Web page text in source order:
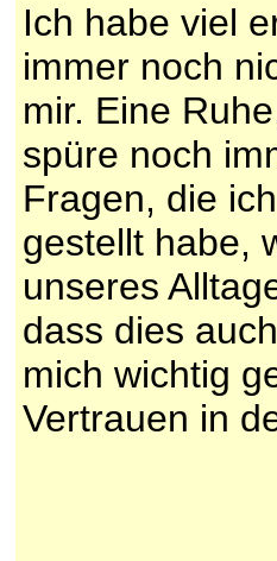
Ich habe viel
immer noch
mir. Eine
spüre noch
Fragen, die
gestellt habe,
unseres
dass dies
mich wichtig
Vertrauen in